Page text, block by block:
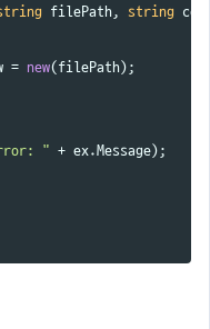
filePath, string
= new( filePath);
" + ex.Message);